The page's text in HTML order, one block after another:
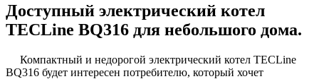
Доступный электрический котел
TECLine BQ316 для небольшого дома.
Компактный и недорогой электрический котел TECLine
BQ316 будет интересен потребителю, который хочет